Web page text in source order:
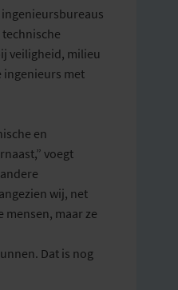
technische
veiligheid, milieu
ingenieurs met
en
” voegt
wij, net
maar ze
Dat is nog